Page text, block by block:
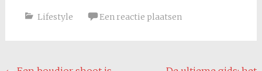
Lifestyle Een reactie plaatsen